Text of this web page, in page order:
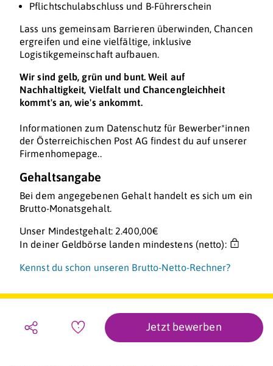
Pflichtschulabschluss und B-Führerschein
Lass uns gemeinsam Barrieren überwinden, Chancen
ergreifen und eine vielfältige, inklusive
Logistikgemeinschaft aufbauen.
Wir sind gelb, grün und bunt. Weil auf
Nachhaltigkeit, Vielfalt und Chancengleichheit
kommt's an, wie's ankommt.
Informationen zum Datenschutz für Bewerber*innen
der Österreichischen Post AG findest du auf unserer
Firmenhomepage..
Gehaltsangabe
Bei dem angegebenen Gehalt handelt es sich um ein
Brutto-Monatsgehalt.
Unser Mindestgehalt: 2.400,00€
In deiner Geldbörse landen mindestens (netto):
Kennst du schon unseren Brutto-Netto-Rechner?
Jetzt bewerben